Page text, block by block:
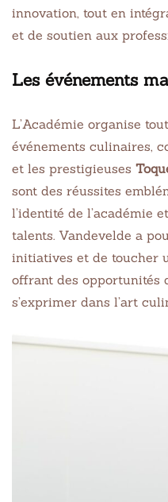
innovation, tout en
et de soutien aux
Les événements
L’Académie organise
événements culinaires,
et les prestigieuses
sont des réussites
l’identité de l’académie
talents. Vandevelde a
initiatives et de toucher
offrant des opportunités
s’exprimer dans l’art